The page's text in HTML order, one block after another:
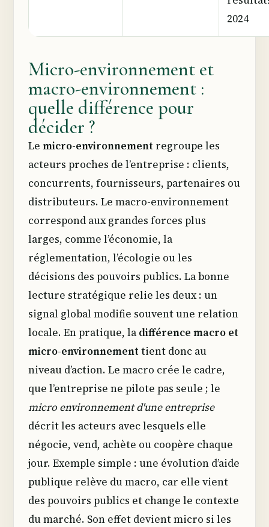
2024
Micro-environnement et
macro-environnement :
quelle différence pour
décider ?
Le micro-environnement regroupe les
acteurs proches de l’entreprise : clients,
concurrents, fournisseurs, partenaires ou
distributeurs. Le macro-environnement
correspond aux grandes forces plus
larges, comme l’économie, la
réglementation, l’écologie ou les
décisions des pouvoirs publics. La bonne
lecture stratégique relie les deux : un
signal global modifie souvent une relation
locale. En pratique, ladifférence macro et
micro-environnement tient donc au
niveau d’action. Le macro crée le cadre,
que l’entreprise ne pilote pas seule ; le
micro environnement d'une entreprise
décrit les acteurs avec lesquels elle
négocie, vend, achète ou coopère chaque
jour. Exemple simple : une évolution d’aide
publique relève du macro, car elle vient
des pouvoirs publics et change le contexte
du marché. Son effet devient micro si les